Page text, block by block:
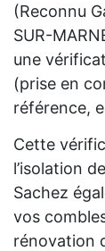
(Reconnu
SUR-
une
(prise en
référence,
Cette
l’isolation
Sachez
vos
rénovation